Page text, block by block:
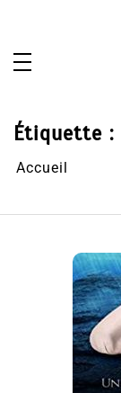
Étiquette :
Accueil